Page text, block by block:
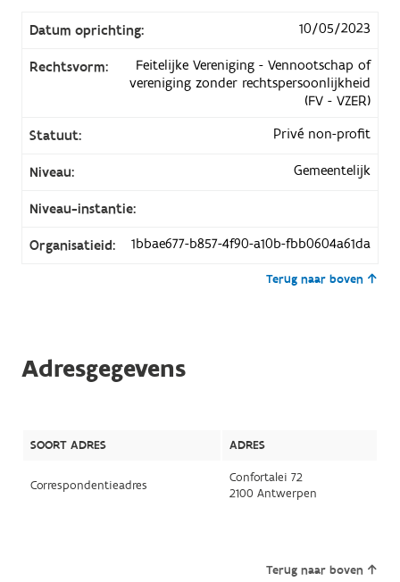
Datum oprichting: 10/05/2023
Rechtsvorm:
Feitelijke Vereniging - Vennootschap of
vereniging zonder rechtspersoonlijkheid
(FV - VZER)
Statuut:
Privé non-profit
Niveau: Gemeentelijk
Niveau-instantie:
Organisatieid: 1bbae677-b857-4f90-a10b-fbb0604a61da
Terug naar boven
Adresgegevens
SOORT ADRES ADRES
Correspondentieadres
Confortalei 72
2100 Antwerpen
Terug naar boven